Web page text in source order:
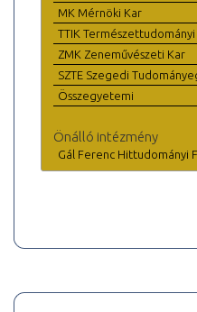
MK Mérnöki Kar
TTIK
ZMK Zeneművészeti Kar
SZTE Szegedi
Összegyetemi
Önálló intézmény
Gál Ferenc Hittudományi